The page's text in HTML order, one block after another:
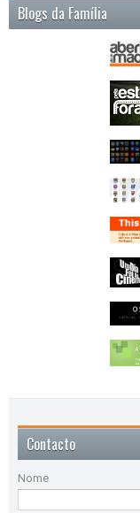
Blogs da Família
Contacto
Nome